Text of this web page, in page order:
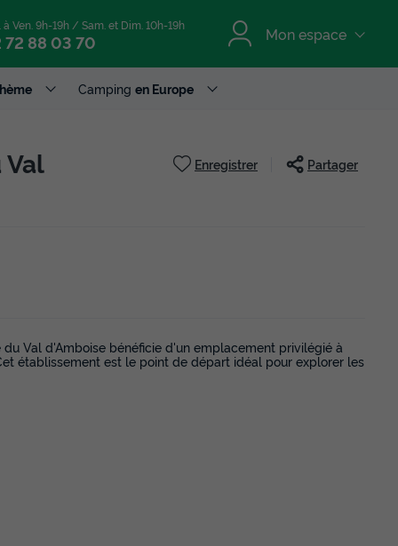
à Ven. 9h-19h / Sam. et Dim. 10h-19h
72 88 03 70 Mon espace
Camping en Europe
Enregistrer Partager
Val d'Amboise bénéficie d'un emplacement privilégié à
établissement est le point de départ idéal pour explorer les